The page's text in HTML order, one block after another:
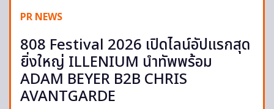
PR NEWS
808 Festival 2026 เปิดไลน์อัปแรกสุด
ยิ่งใหญ่ ILLENIUM นำทัพพร้อม
ADAM BEYER B2B CHRIS
AVANTGARDE